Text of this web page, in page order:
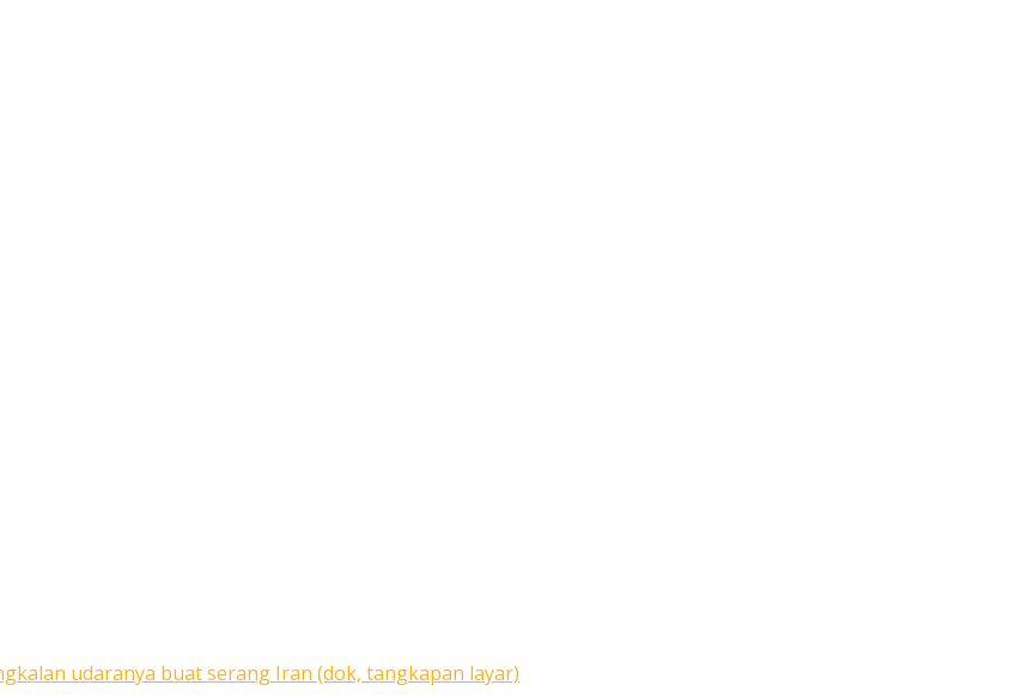
udaranya buat serang Iran (dok, tangkapan layar)